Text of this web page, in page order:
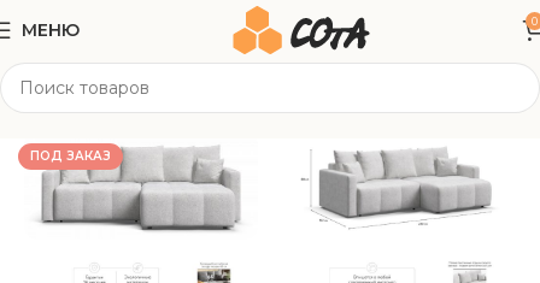
МЕНЮ 0
Мягкая мебель
ПОД ЗАКАЗ